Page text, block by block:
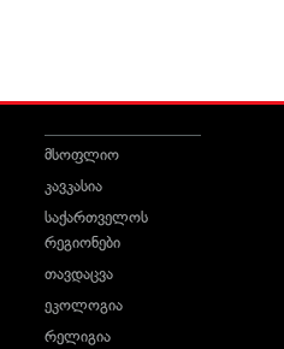
მსოფლიო
კავკასია
საქართველოს
რეგიონები
თავდაცვა
ეკოლოგია
რელიგია